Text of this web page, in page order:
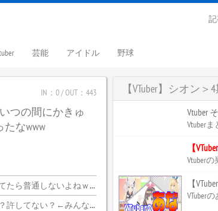
芸能 アイドル 野球
IN：0 / OUT：443
つの間にかきゅ
なwww
いよねｗｗｗｗｗｗｗｗｗｗ
意見がこちらｗｗｗｗｗｗｗｗｗｗ
【VTuber】シオン
Vtuber
Vtuber
【
Vtuberの
【
VTuber